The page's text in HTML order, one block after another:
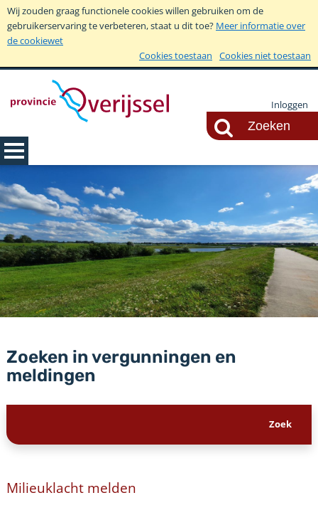
Wij zouden graag functionele cookies willen gebruiken om de
gebruikerservaring te verbeteren, staat u dit toe? Meer informatie over
de cookiewet
Cookies toestaan
Cookies niet toestaan
Inloggen
Zoeken in vergunningen en
meldingen
Milieuklacht melden